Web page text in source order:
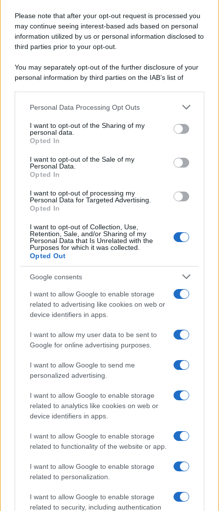
Please note that after your opt-out request is processed you
may continue seeing interest-based ads based on personal
information utilized by us or personal information disclosed to
third parties prior to your opt-out.
You may separately opt-out of the further disclosure of your
personal information by third parties on the IAB’s list of
This information may also be disclosed by us to third parties
disclose it to other third parties.
Please note that this website/app uses one or more Google
services and may gather and store information including but
not limited to your visit or usage behaviour. You may click to
grant or deny consent to Google and its third-party tags to
consent section.
Personal Data Processing Opt Outs
I want to opt-out of the Sharing of my
personal data.
Opted In
I want to opt-out of the Sale of my
Personal Data.
Opted In
I want to opt-out of processing my
Personal Data for Targeted Advertising.
Opted In
I want to opt-out of Collection, Use,
Retention, Sale, and/or Sharing of my
Personal Data that Is Unrelated with the
Purposes for which it was collected.
Opted Out
Google consents
I want to allow Google to enable storage
related to advertising like cookies on web or
device identifiers in apps.
I want to allow my user data to be sent to
Google for online advertising purposes.
I want to allow Google to send me
personalized advertising.
I want to allow Google to enable storage
related to analytics like cookies on web or
device identifiers in apps.
I want to allow Google to enable storage
related to functionality of the website or app.
I want to allow Google to enable storage
related to personalization.
I want to allow Google to enable storage
related to security, including authentication
Il ricordo /Storia di Pietro Mennea, la Freccia del Sud più
veloce del mondo
Ecco tutta la storia di Pietro Mennea, il più grande velocista
europeo della storia. Fu per 17 ani primatista mondiale dei 200
Cinema /
Saturnia Film Festival 2024: una vetrina per i
nuovi talenti
Trattative /Qualcosa inizia a muoversi anche in Serie A
Brasile /Ancelotti sarà il nuovo C.T. della Selecão dal 2024
Facebook
Syndication
Globalist
Globalscience
Globalsport
Culture
Salute
Megachip
GiULia
Prima Pagina
Giornale dello
Spettacolo
Wondernet